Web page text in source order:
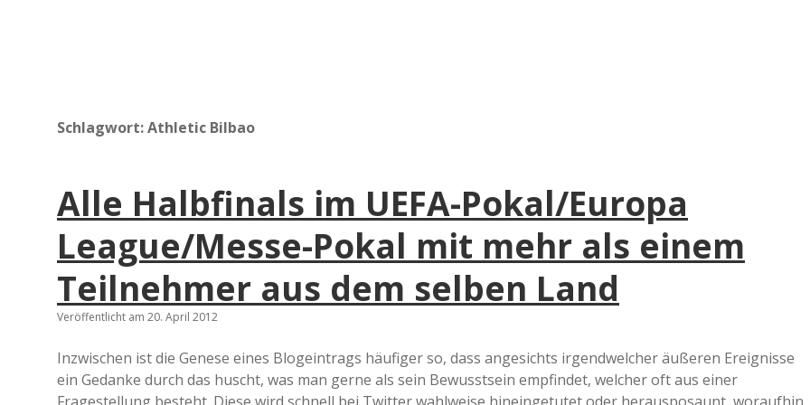
a
d
e
Schlagwort:Athletic Bilbao
Alle Halbfinals im UEFA-Pokal/Europa
League/Messe-Pokal mit mehr als einem
Teilnehmer aus dem selben Land
Veröffentlicht am 20. April 2012
Inzwischen ist die Genese eines Blogeintrags häufiger so, dass angesichts irgendwelcher äußeren Ereignisse
ein Gedanke durch das huscht, was man gerne als sein Bewusstsein empfindet, welcher oft aus einer